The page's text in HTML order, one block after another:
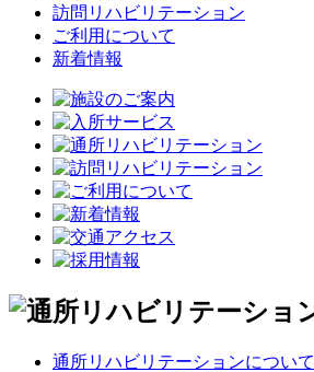
訪問リハビリテーション
ご利用について
新着情報
通所リハビリテーションについて